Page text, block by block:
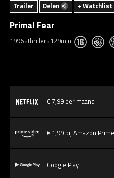
Trailer Delen + Watchlist
Primal Fear
1996 thriller 129min.
€ 7,99 per maand
€ 1,99 bij Amazon Prime
Google Play